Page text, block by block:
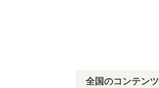
全国のコンテンツ